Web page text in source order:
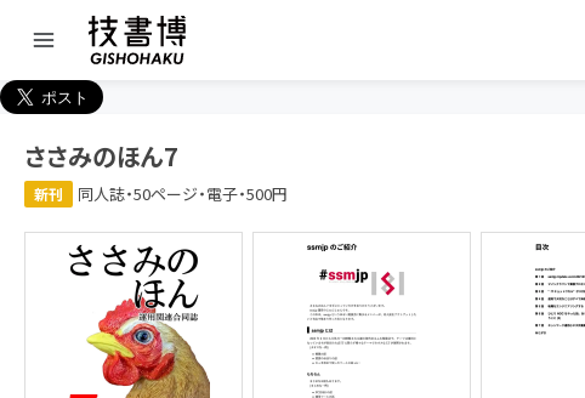
ささみのほん7
新刊 同人誌・50ページ・電子・500円